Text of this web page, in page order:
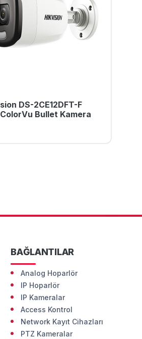
DS-2CE12DFT-F
Bullet Kamera
BAĞLANTILAR
Analog Hoparlör
IP Hoparlör
IP Kameralar
Access Kontrol
Network Kayıt Cihazları
PTZ Kameralar